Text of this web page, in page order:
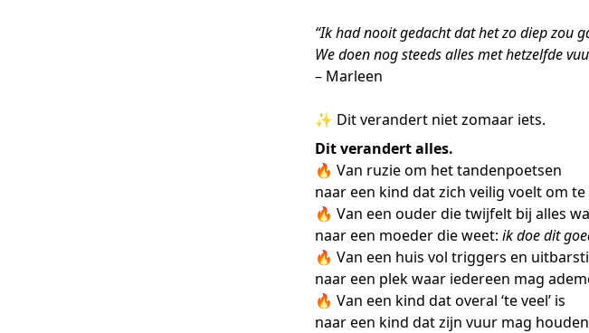
“Ik had nooit gedacht dat het zo diep zou
We doen nog steeds alles met hetzelfde
– Marleen
✨ Dit verandert niet zomaar iets.
Dit verandert alles.
🔥 Van ruzie om het tandenpoetsen
naar een kind dat zich veilig voelt om
🔥 Van een ouder die twijfelt bij alles
naar een moeder die weet: ik doe dit
🔥 Van een huis vol triggers en
naar een plek waar iedereen mag
🔥 Van een kind dat overal ‘te veel’ is
naar een kind dat zijn vuur mag